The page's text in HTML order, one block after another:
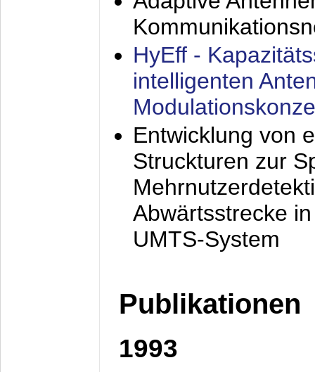
HyEff -
intelligenten
Entwicklung von
Struckturen zur
Abwärtsstrecke
UMTS-System
Publikationen
1993